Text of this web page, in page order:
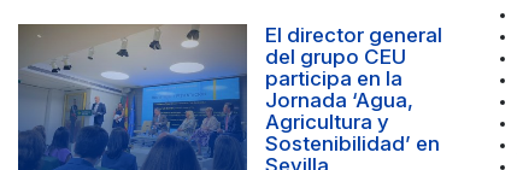
El director general
del grupo CEU
participa en la
Jornada ‘Agua,
Agricultura y
Sostenibilidad’ en